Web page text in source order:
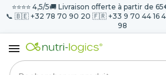
⭐️⭐️⭐️⭐️ 4,5/5🚚 Livraison offerte à partir de
📞 🇧🇪 +32 78 70 90 20 🇫🇷 +33 9 70 44 16
98